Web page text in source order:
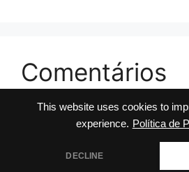
This website uses cookies to
experience. Política de
DECLINE
Comentários
No comments to show.